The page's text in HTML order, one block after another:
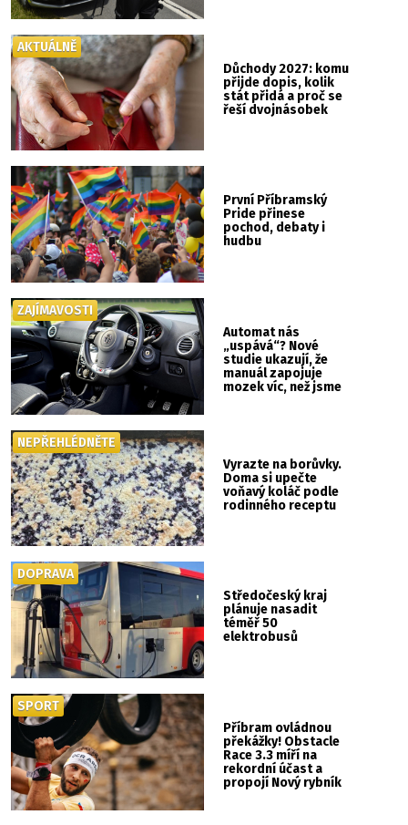
Důchody 2027: komu
přijde dopis, kolik
stát přidá a proč se
řeší dvojnásobek
AKTUÁLNĚ
První Příbramský
Pride přinese
pochod, debaty i
hudbu
Automat nás
„uspává“? Nové
studie ukazují, že
manuál zapojuje
mozek víc, než jsme
ZAJÍMAVOSTI
Vyrazte na borůvky.
Doma si upečte
voňavý koláč podle
rodinného receptu
NEPŘEHLÉDNĚTE
Středočeský kraj
plánuje nasadit
téměř 50
elektrobusů
DOPRAVA
Příbram ovládnou
překážky! Obstacle
Race 3.3 míří na
rekordní účast a
propojí Nový rybník
SPORT